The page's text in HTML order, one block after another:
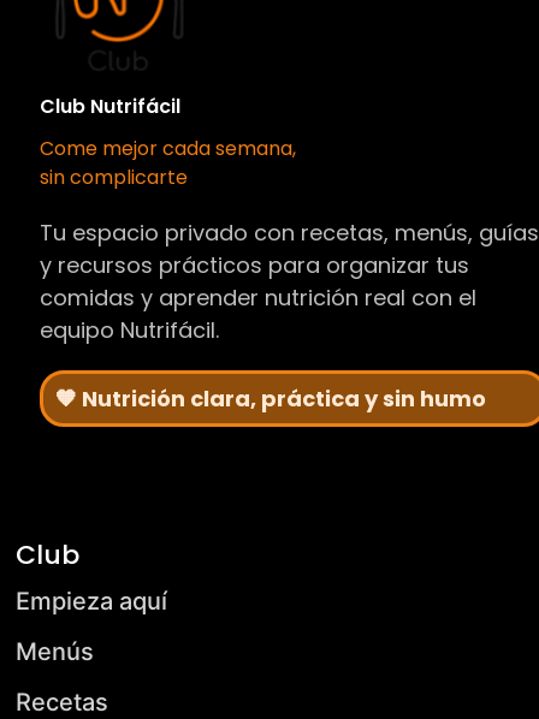
Club Nutrifácil
Come mejor cada semana,
sin complicarte
Tu espacio privado con recetas, menús, guías
y recursos prácticos para organizar tus
comidas y aprender nutrición real con el
equipo Nutrifácil.
🧡 Nutrición clara, práctica y sin humo
Club
Empieza aquí
Menús
Recetas